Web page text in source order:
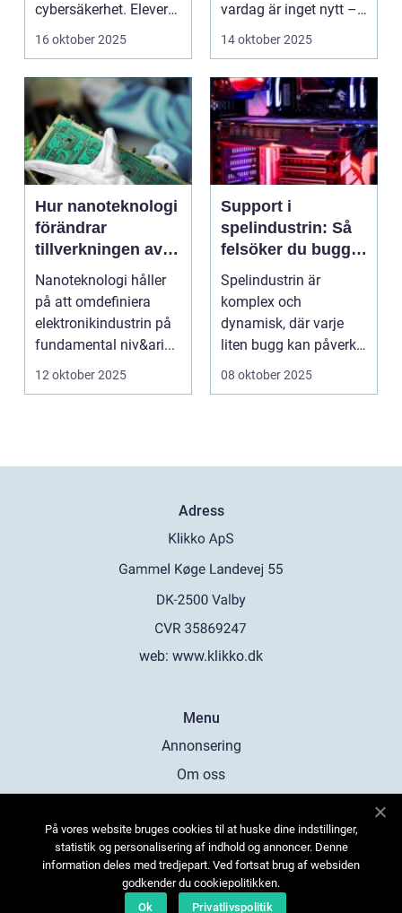
cybersäkerhet. Elever
och lärare ...
16 oktober 2025
vardag är inget nytt –
men ...
14 oktober 2025
Hur nanoteknologi
förändrar
tillverkningen av
elektronik
Nanoteknologi håller
på att omdefiniera
elektronikindustrin på
fundamental niv&ari...
12 oktober 2025
Support i
spelindustrin: Så
felsöker du buggar
och förbättrar
spelupplevelsen
Spelindustrin är
komplex och
dynamisk, där varje
liten bugg kan påverka
spelupplevel...
08 oktober 2025
Adress
web: www.klikko.dk
Menu
Annonsering
Om oss
Kontakta oss
Sitemap
På vores website bruges cookies til at huske dine indstillinger,
statistik og personalisering af indhold og annoncer. Denne
information deles med tredjepart. Ved fortsat brug af websiden
godkender du cookiepolitikken.
Ok
Privatlivspolitik